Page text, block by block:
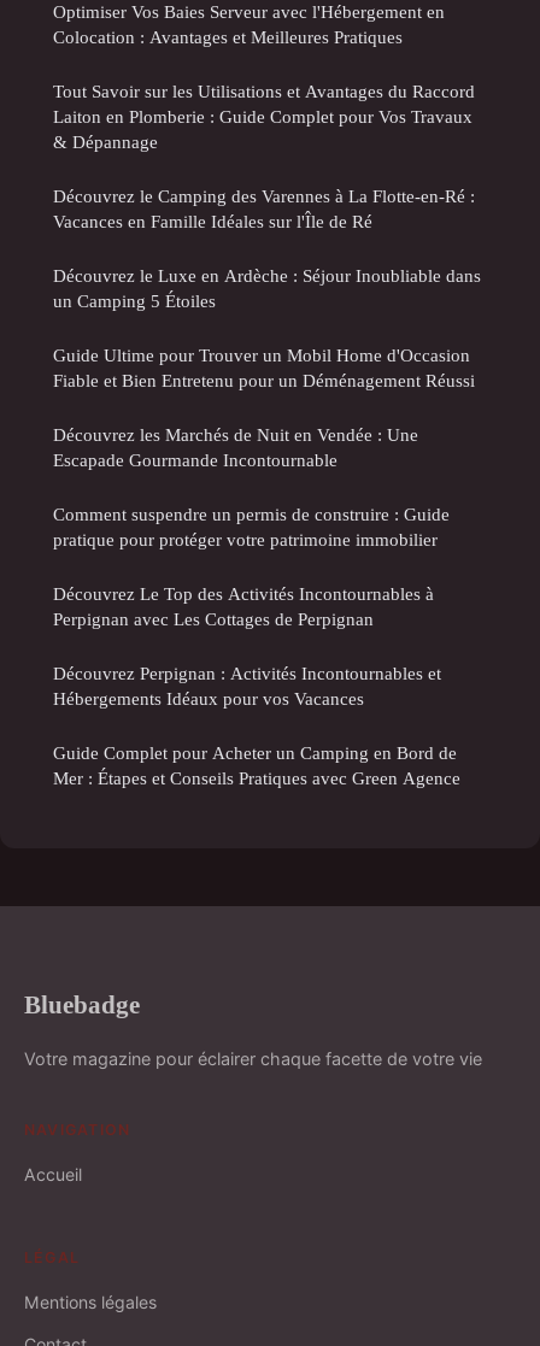
Optimiser Vos Baies Serveur avec l'Hébergement en
Colocation : Avantages et Meilleures Pratiques
Tout Savoir sur les Utilisations et Avantages du Raccord
Laiton en Plomberie : Guide Complet pour Vos Travaux
& Dépannage
Découvrez le Camping des Varennes à La Flotte-en-Ré :
Vacances en Famille Idéales sur l'Île de Ré
Découvrez le Luxe en Ardèche : Séjour Inoubliable dans
un Camping 5 Étoiles
Guide Ultime pour Trouver un Mobil Home d'Occasion
Fiable et Bien Entretenu pour un Déménagement Réussi
Découvrez les Marchés de Nuit en Vendée : Une
Escapade Gourmande Incontournable
Comment suspendre un permis de construire : Guide
pratique pour protéger votre patrimoine immobilier
Découvrez Le Top des Activités Incontournables à
Perpignan avec Les Cottages de Perpignan
Découvrez Perpignan : Activités Incontournables et
Hébergements Idéaux pour vos Vacances
Guide Complet pour Acheter un Camping en Bord de
Mer : Étapes et Conseils Pratiques avec Green Agence
Bluebadge
Votre magazine pour éclairer chaque facette de votre vie
NAVIGATION
Accueil
LÉGAL
Mentions légales